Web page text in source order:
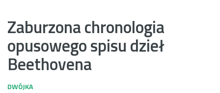
Zaburzona chronologia
opusowego spisu dzieł
Beethovena